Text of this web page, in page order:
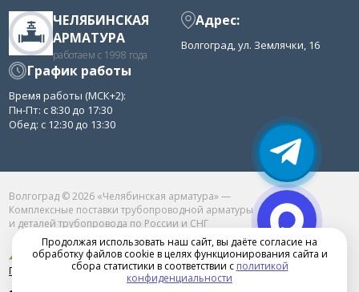
ЧЕЛЯБИНСКАЯ
АРМАТУРА
работаем с 1998 года
Адрес:
Волгоград, ул. Землячки, 16
График работы
Время работы (МСК+2):
Пн-Пт: с 8:30 до 17:30
Обед: с 12:30 до 13:30
Волгоград © 2026 «Челябинская арматура» —
Комплексные поставки трубопроводной арматуры
и деталей трубопровода по России и СНГ
Продвижение сайта в Челябинске
Продолжая использовать наш сайт, вы даёте согласие на
обработку файлов cookie в целях функционирования сайта и
сбора статистики в соответствии с политикой
конфиденциальности